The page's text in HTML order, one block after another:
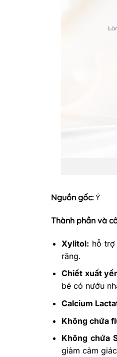
Nguồn gốc:Ý
Thành phần và
Xylitol: hỗ
răng.
Chiết xuất
bé có nướu
Calcium
Không chứa
Không chứa
giảm cảm